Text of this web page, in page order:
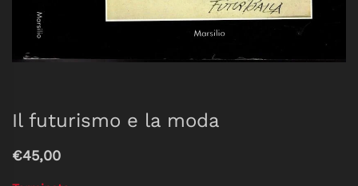
Il futurismo e la moda
€45,00